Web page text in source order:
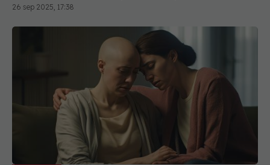
26 sep 2025, 17:38